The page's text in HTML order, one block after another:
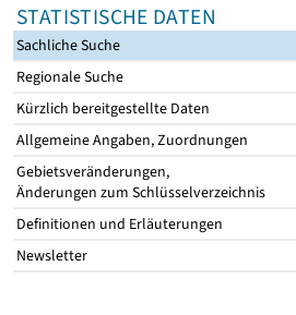
STATISTISCHE DATEN
Sachliche Suche
Regionale Suche
Kürzlich bereitgestellte Daten
Allgemeine Angaben, Zuordnungen
Gebietsveränderungen,
Änderungen zum Schlüsselverzeichnis
Definitionen und Erläuterungen
Newsletter